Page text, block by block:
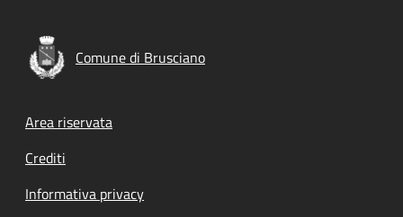
Comune di Brusciano
Footer menu
Area riservata
Crediti
Informativa privacy